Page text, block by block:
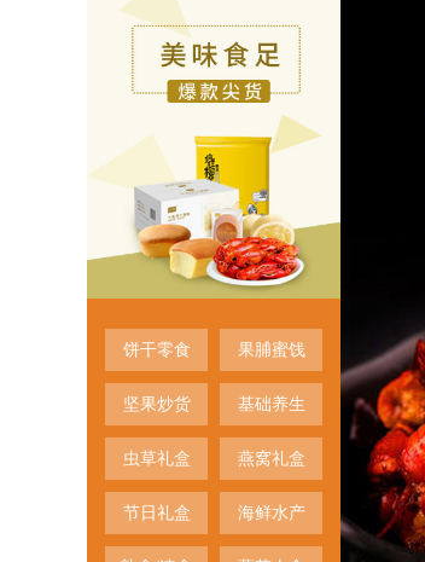
饼干零食 果脯蜜饯
坚果炒货 基础养生
虫草礼盒 燕窝礼盒
节日礼盒 海鲜水产